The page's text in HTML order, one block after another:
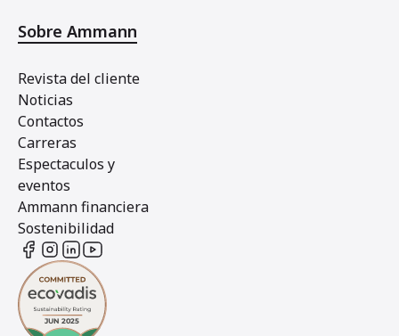
Sobre Ammann
Revista del cliente
Noticias
Contactos
Carreras
Espectaculos y
eventos
Ammann financiera
Sostenibilidad